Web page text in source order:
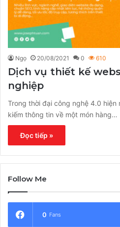
Ngọ 20/08/2021 0 610
Dịch vụ thiết kế
nghiệp
Trong thời đại công nghệ 4.0 hiện
kiếm thông tin về một món hàng…
Đọc tiếp »
Follow Me
0 Fans